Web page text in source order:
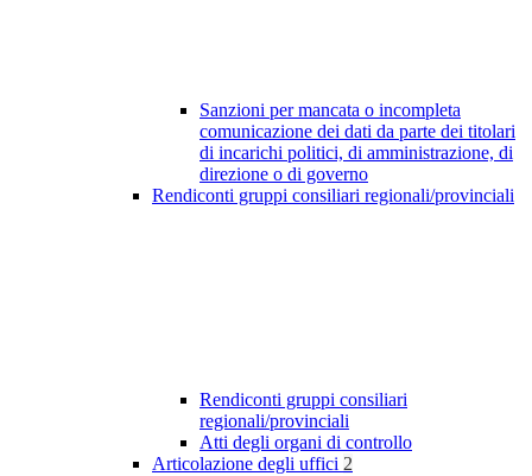
Sanzioni per mancata o incompleta
comunicazione dei dati da parte dei titolari
di incarichi politici, di amministrazione, di
direzione o di governo
Rendiconti gruppi consiliari regionali/provinciali
Rendiconti gruppi consiliari
regionali/provinciali
Atti degli organi di controllo
Articolazione degli uffici 2